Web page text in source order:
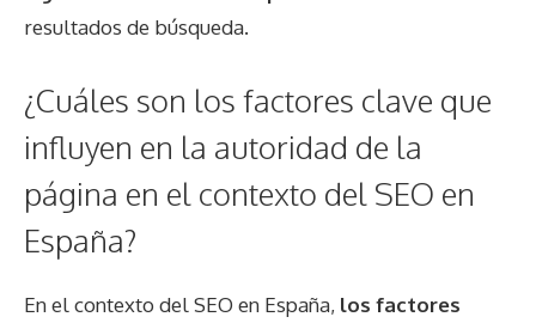
resultados de búsqueda.
¿Cuáles son los factores clave que
influyen en la autoridad de la
página en el contexto del SEO en
España?
En el contexto del SEO en España, los factores